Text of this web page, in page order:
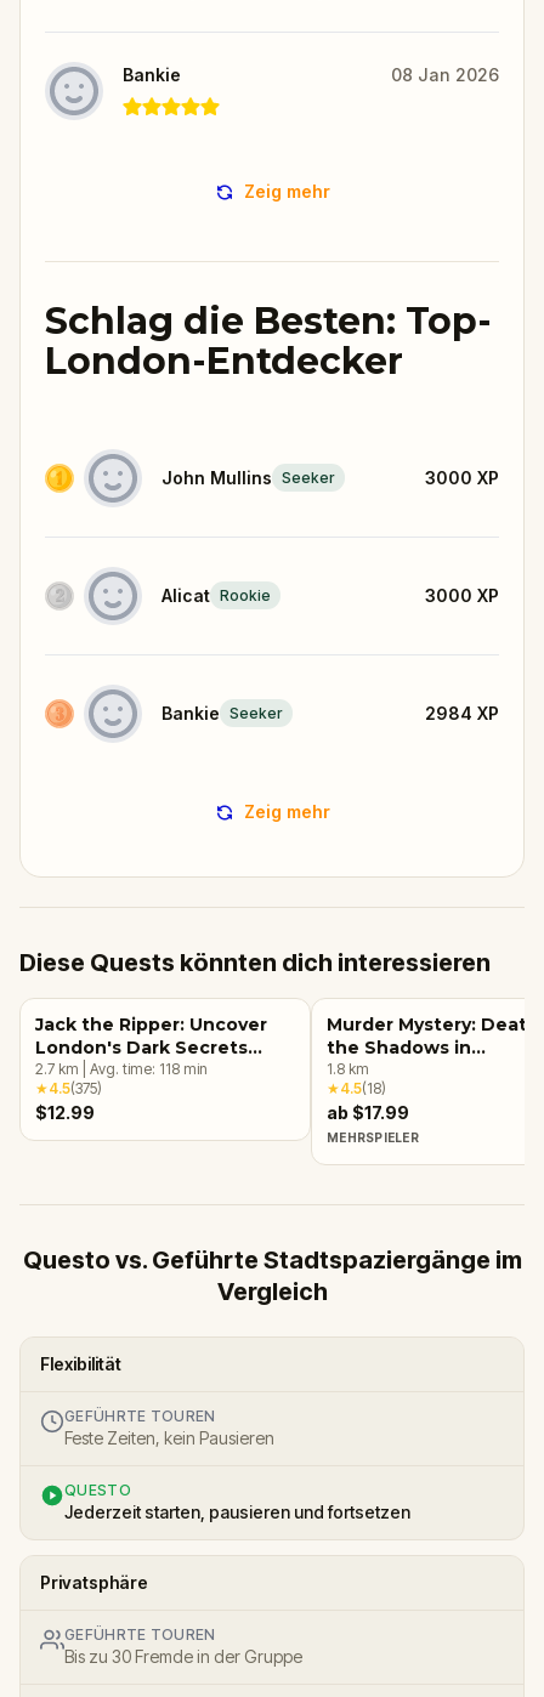
Bankie 08 Jan 2026
Zeig mehr
Schlag die Besten: Top-
London-Entdecker
John Mullins Seeker 3000 XP
Alicat Rookie 3000 XP
Bankie Seeker 2984 XP
Zeig mehr
Diese Quests könnten dich interessieren
Jack the Ripper: Uncover
London's Dark Secrets
Escape Game
2.7 km Avg. time: 118 min
★4.5(375)
$12.99
Murder Mystery: Death
the Shadows in
Kensington, London
1.8 km
★4.5(18)
ab $17.99
MEHRSPIELER
Questo vs. Geführte Stadtspaziergänge im
Vergleich
Flexibilität
GEFÜHRTE TOUREN
Feste Zeiten, kein Pausieren
QUESTO
Jederzeit starten, pausieren und fortsetzen
Privatsphäre
GEFÜHRTE TOUREN
Bis zu 30 Fremde in der Gruppe